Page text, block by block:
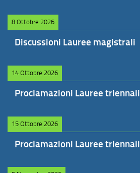
8 Ottobre 2026
Discussioni Lauree magistrali
14 Ottobre 2026
Proclamazioni Lauree triennali
15 Ottobre 2026
Proclamazioni Lauree triennali